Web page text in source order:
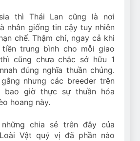
thì Thái Lan cũng là nơi
nhân giống tin cậy tuy nhiên
chế. Thậm chí, ngay cả khi
trung bình cho mỗi giao
thì cũng chưa chắc sở hữu 1
đúng nghĩa thuần chủng.
nhưng các breeder trên
bao giờ thực sự thuần hóa
hoang này.
chia sẻ trên đây của
Vật quý vị đã phần nào